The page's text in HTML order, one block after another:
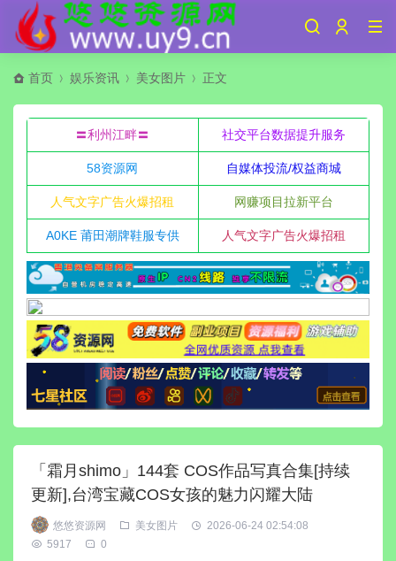
首页 娱乐资讯 美女图片 正文
〓利州江畔〓 社交平台数据提升服务
58资源网 自媒体投流/权益商城
人气文字广告火爆招租 网赚项目拉新平台
A0KE 莆田潮牌鞋服专供 人气文字广告火爆招租
「霜月shimo」144套 COS作品写真合集[持续
更新],台湾宝藏COS女孩的魅力闪耀大陆
悠悠资源网 美女图片
2026-06-24 02:54:08
5917
0